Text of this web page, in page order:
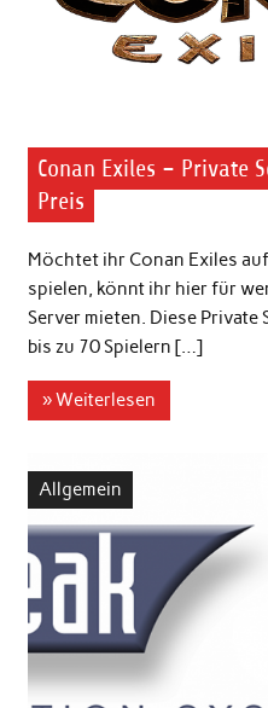
Conan Exiles – Private
Preis
Möchtet ihr Conan Exiles
spielen, könnt ihr hier für
Server mieten. Diese
bis zu 70 Spielern […]
» Weiterlesen
Allgemein